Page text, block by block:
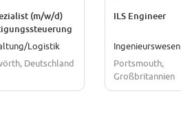
(m/w/d)
Logistik
Deutschland
ILS Engineer
Ingenieurswesen
Portsmouth,
Großbritannien